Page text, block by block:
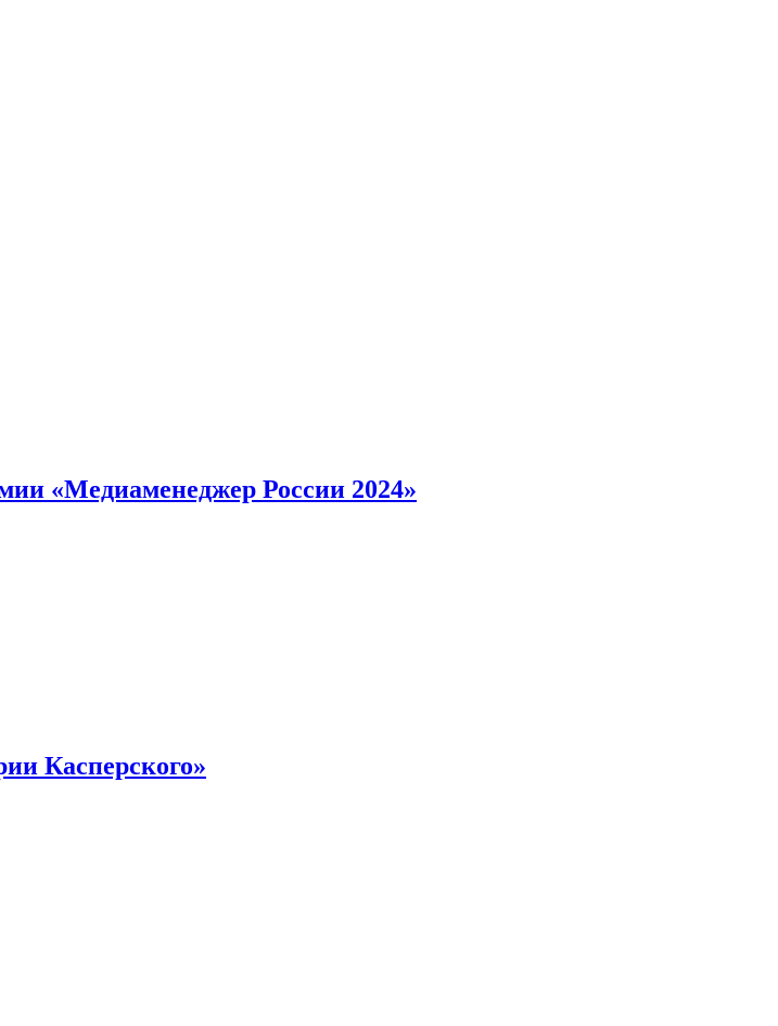
«Медиаменеджер России 2024»
Касперского»